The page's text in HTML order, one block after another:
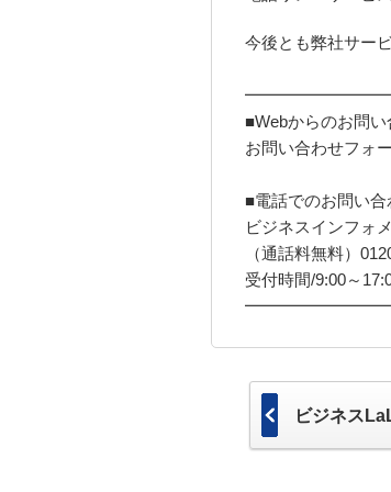
今後とも弊社サー
■Webからのお問い
お問い合わせフォ
■電話でのお問い合
ビジネスインフォ
（通話料無料）
受付時間/9:00～
ビジネス